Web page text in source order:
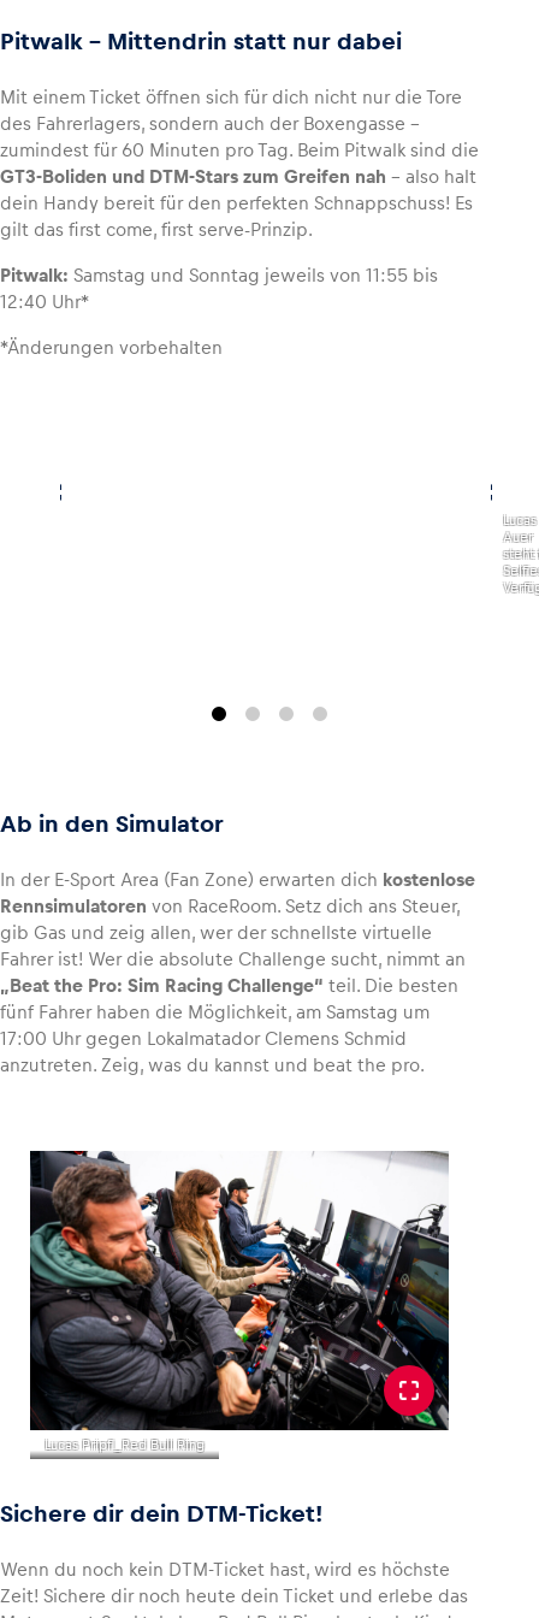
Pitwalk – Mittendrin statt nur dabei
Mit einem Ticket öffnen sich für dich nicht nur die Tore
des Fahrerlagers, sondern auch der Boxengasse –
zumindest für 60 Minuten pro Tag. Beim Pitwalk sind die
GT3-Boliden und DTM-Stars zum Greifen nah – also halt
dein Handy bereit für den perfekten Schnappschuss! Es
gilt das first come, first serve-Prinzip.
Pitwalk: Samstag und Sonntag jeweils von 11:55 bis
12:40 Uhr*
*Änderungen vorbehalten
,Lucas
Auer
steht
Ab in den Simulator
In der E-Sport Area (Fan Zone) erwarten dich kostenlose
Rennsimulatoren von RaceRoom. Setz dich ans Steuer,
gib Gas und zeig allen, wer der schnellste virtuelle
Fahrer ist! Wer die absolute Challenge sucht, nimmt an
„Beat the Pro: Sim Racing Challenge“ teil. Die besten
fünf Fahrer haben die Möglichkeit, am Samstag um
17:00 Uhr gegen Lokalmatador Clemens Schmid
anzutreten. Zeig, was du kannst und beat the pro.
Lucas Pripfl_Red Bull Ring
Sichere dir dein DTM-Ticket!
Wenn du noch kein DTM-Ticket hast, wird es höchste
Zeit! Sichere dir noch heute dein Ticket und erlebe das